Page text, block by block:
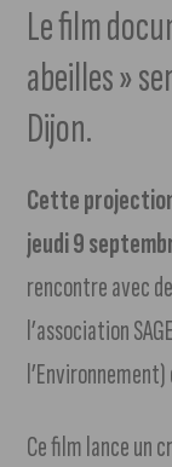
Le film
abeilles »
Dijon.
Cette
jeudi 9
rencontre avec
l’association
l’Environnement)
Ce film lance un